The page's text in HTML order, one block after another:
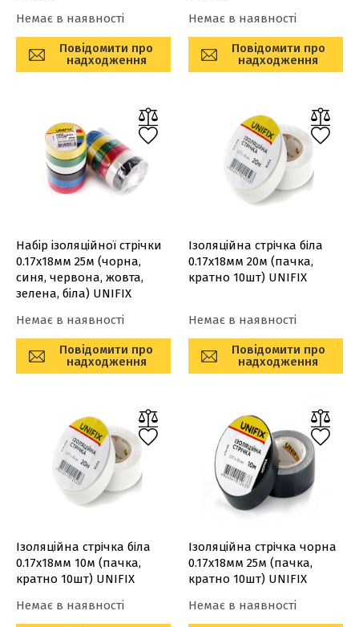
Немає в наявності
Повідомити про
надходження
Немає в наявності
Повідомити про
надходження
Набір ізоляційної стрічки
0.17х18мм 25м (чорна,
синя, червона, жовта,
зелена, біла) UNIFIX
Немає в наявності
Повідомити про
надходження
Ізоляційна стрiчка бiла
0.17х18мм 20м (пачка,
кратно 10шт) UNIFIX
Немає в наявності
Повідомити про
надходження
Ізоляційна стрiчка бiла
0.17х18мм 10м (пачка,
кратно 10шт) UNIFIX
Немає в наявності
Ізоляційна стрiчка чорна
0.17х18мм 25м (пачка,
кратно 10шт) UNIFIX
Немає в наявності